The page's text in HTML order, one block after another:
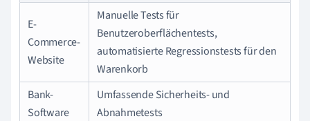
E-
Commerce-
Website
Manuelle Tests für
Benutzeroberflächentests,
automatisierte Regressionstests für den
Warenkorb
Bank-
Software
Umfassende Sicherheits- und
Abnahmetests